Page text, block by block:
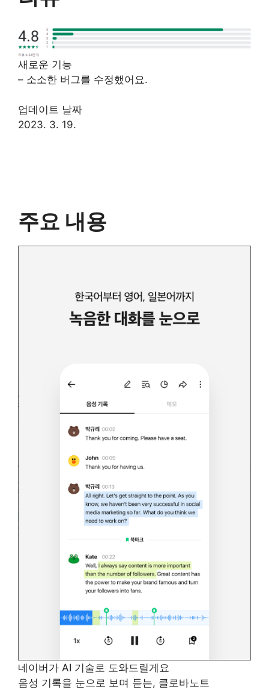
새로운 기능
– 소소한 버그를 수정했어요.
업데이트 날짜
2023. 3. 19.
주요 내용
네이버가 AI 기술로 도와드릴게요
음성 기록을 눈으로 보며 듣는, 클로바노트